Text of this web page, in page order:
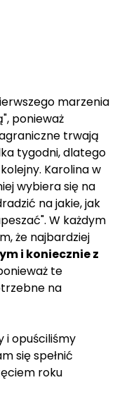
marzenia
ponieważ
trwają
tygodni, dlatego
Karolina w
wybiera się na
na jakie, jak
W każdym
że najbardziej
i koniecznie z
te
na
i opuściliśmy
się spełnić
roku